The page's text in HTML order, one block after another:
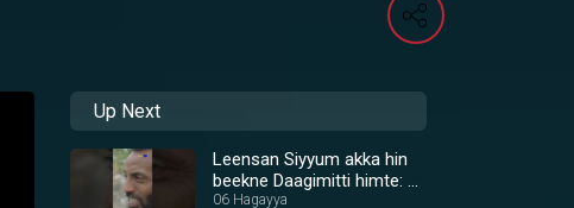
Up Next
Leensan Siyyum akka hin
beekne Daagimitti himte: 😢
💔
06 Hagayya